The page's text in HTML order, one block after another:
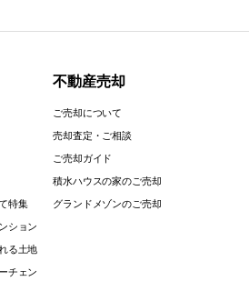
特集
ション
る土地
チェン
不動産売却
ご売却について
売却査定・ご相談
ご売却ガイド
積水ハウスの家のご売却
グランドメゾンのご売却